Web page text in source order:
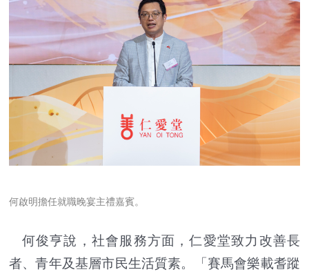
何啟明擔任就職晚宴主禮嘉賓。
何俊亨說， 社會服務方面，仁愛堂致力改善長
者、青年及基層市民生活質素。「賽馬會樂載耆蹤